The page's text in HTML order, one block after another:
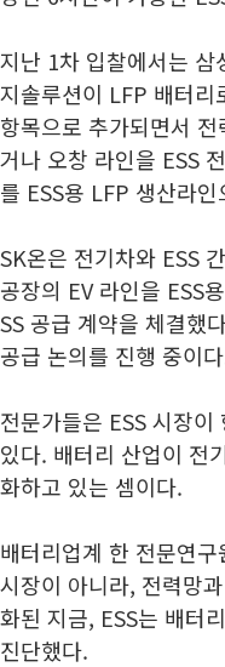
지난 1차 입찰에서는 삼
지솔루션이 LFP 배터리
항목으로 추가되면서
거나 오창 라인을 ESS
를 ESS용 LFP 생산라
SK온은 전기차와 ESS
공장의 EV 라인을 ESS
SS 공급 계약을 체결했
공급 논의를 진행 중이
전문가들은 ESS 시장
있다. 배터리 산업이 전
화하고 있는 셈이다.
배터리업계 한 전문연
시장이 아니라, 전력망
화된 지금, ESS는 배터
진단했다.